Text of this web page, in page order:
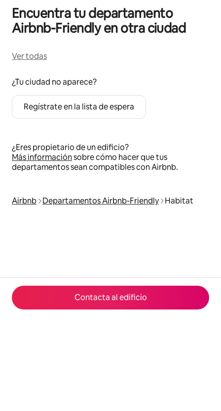
Contacta al edificio
Encuentra tu departamento
Airbnb-Friendly en otra ciudad
Ver todas
¿Tu ciudad no aparece?
Regístrate en la lista de espera
¿Eres propietario de un edificio?
Más informaciónsobre cómo hacer que tus
departamentos sean compatibles con Airbnb.
Airbnb Departamentos Airbnb-Friendly Habitat